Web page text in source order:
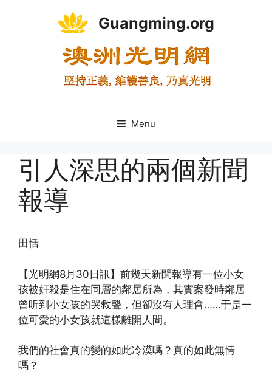
Guangming.org
Menu
引人深思的兩個新聞
報導
田恬
【光明網8月30日訊】前幾天新聞報導有一位小女
孩被奸殺是住在同層的鄰居所為，其實案發時鄰居
曾听到小女孩的哭救聲，但卻沒有人理會……于是一
位可愛的小女孩就這樣離開人間。
我們的社會真的變的如此冷漠嗎？真的如此無情
嗎？